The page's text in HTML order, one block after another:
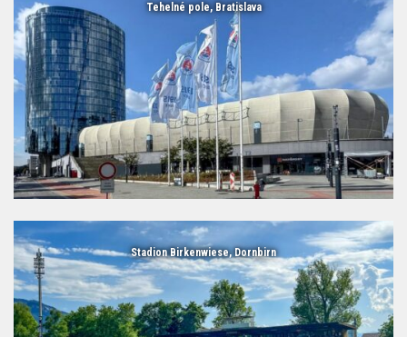
Tehelné pole, Bratislava
Stadion Birkenwiese, Dornbirn